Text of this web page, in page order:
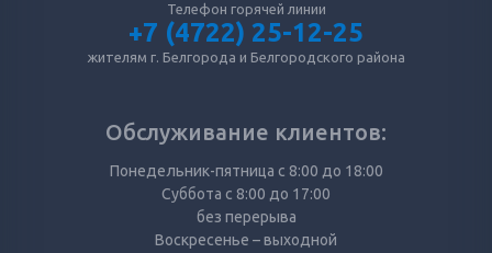
Телефон горячей линии
+7 (4722) 25-12-25
жителям г. Белгорода и Белгородского района
Обслуживание клиентов:
Понедельник-пятница с 8:00 до 18:00
Суббота с 8:00 до 17:00
без перерыва
Воскресенье – выходной